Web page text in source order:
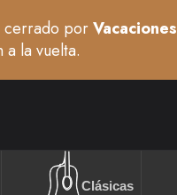
cerrado porVacaciones
a la vuelta.
Clásicas